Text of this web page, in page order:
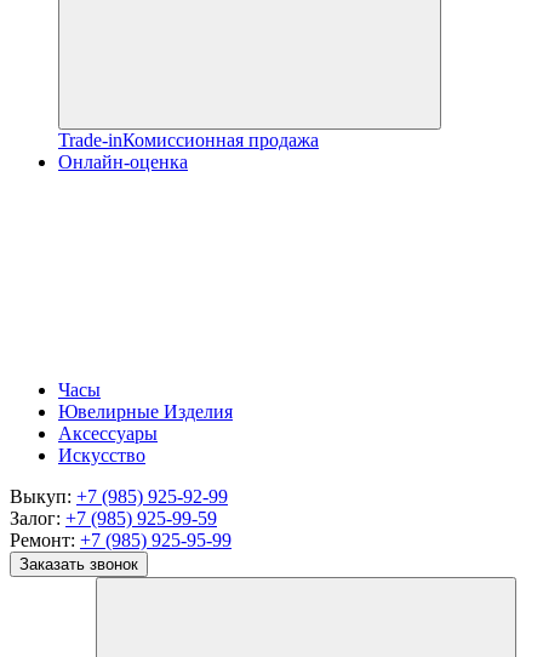
Trade-inКомиссионная продажа
Онлайн-оценка
Часы
Ювелирные Изделия
Аксессуары
Искусство
Выкуп: +7 (985) 925-92-99
Залог: +7 (985) 925-99-59
Ремонт: +7 (985) 925-95-99
Заказать звонок